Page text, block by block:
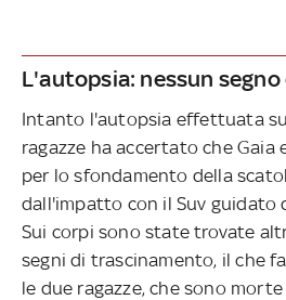
L'autopsia: nessun
Intanto l'autopsia effettuata
ragazze ha accertato che Gaia
per lo sfondamento della
dall'impatto con il Suv guidato
Sui corpi sono state trovate
segni di trascinamento, il che
le due ragazze, che sono